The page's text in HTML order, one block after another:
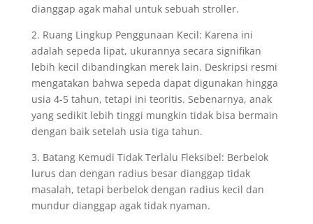
dianggap agak mahal untuk sebuah stroller.
2. Ruang Lingkup Penggunaan Kecil: Karena ini
adalah sepeda lipat, ukurannya secara signifikan
lebih kecil dibandingkan merek lain. Deskripsi resmi
mengatakan bahwa sepeda dapat digunakan hingga
usia 4-5 tahun, tetapi ini teoritis. Sebenarnya, anak
yang sedikit lebih tinggi mungkin tidak bisa bermain
dengan baik setelah usia tiga tahun.
3. Batang Kemudi Tidak Terlalu Fleksibel: Berbelok
lurus dan dengan radius besar dianggap tidak
masalah, tetapi berbelok dengan radius kecil dan
mundur dianggap agak tidak nyaman.